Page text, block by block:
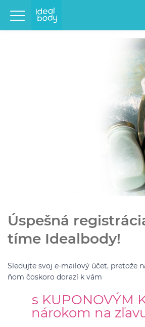
Úspešná
tíme Idealbody!
Sledujte svoj e-mailový účet, pretože
ňom čoskoro dorazí k vám
s KUPONOVÝM
nárokom na